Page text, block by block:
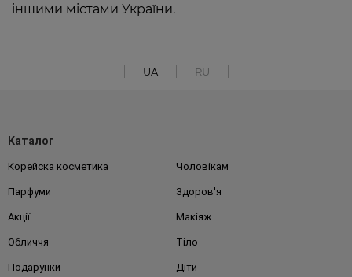
іншими містами України.
UA RU
Каталог
Корейска косметика Чоловікам
Парфуми Здоров'я
Акції Макіяж
Обличчя Тіло
Подарунки Діти